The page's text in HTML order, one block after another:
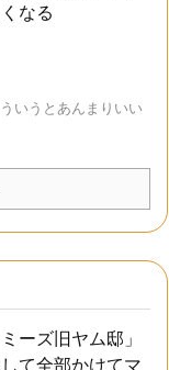
なる
いうとあんまりいい
ーズ旧ヤム邸」
て全部かけてマ